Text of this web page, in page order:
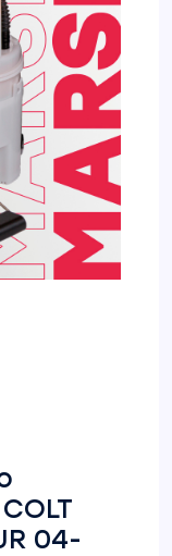
04-